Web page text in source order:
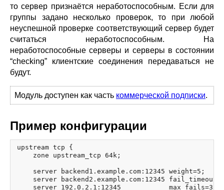
njs
ingress controller
gateway fabric
то сервер признаётся неработоспособным. Если для
группы задано несколько проверок, то при любой
неуспешной проверке соответствующий сервер будет
считаться неработоспособным. На
неработоспособные серверы и серверы в состоянии
“checking” клиентские соединения передаваться не
будут.
Модуль доступен как часть коммерческой подписки.
Пример конфигурации
upstream tcp {
    zone upstream_tcp 64k;
    server backend1.example.com:12345 weight=5;
server backend2.example.com:12345
    server 192.0.2.1:12345            max_fails=3;